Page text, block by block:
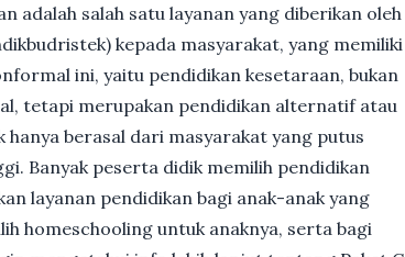
adalah salah satu layanan yang diberikan oleh
kepada masyarakat, yang memiliki
ini, yaitu pendidikan kesetaraan, bukan
tetapi merupakan pendidikan alternatif atau
berasal dari masyarakat yang putus
Banyak peserta didik memilih pendidikan
layanan pendidikan bagi anak-anak yang
homeschooling untuk anaknya, serta bagi